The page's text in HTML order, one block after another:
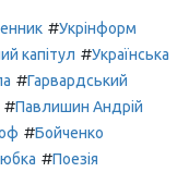
#Укрінформ
капітул #Українська
#Гарвардський
#Павлишин Андрій
#Бойченко
#Поезія